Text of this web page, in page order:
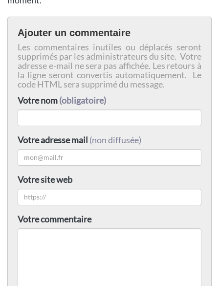
Ajouter un commentaire
Les commentaires inutiles ou déplacés seront
supprimés par les administrateurs du site. Votre
adresse e-mail ne sera pas affichée. Les retours à
la ligne seront convertis automatiquement. Le
code HTML sera supprimé du message.
Votre nom(obligatoire)
Votre adresse mail (non diffusée)
Votre site web
Votre commentaire